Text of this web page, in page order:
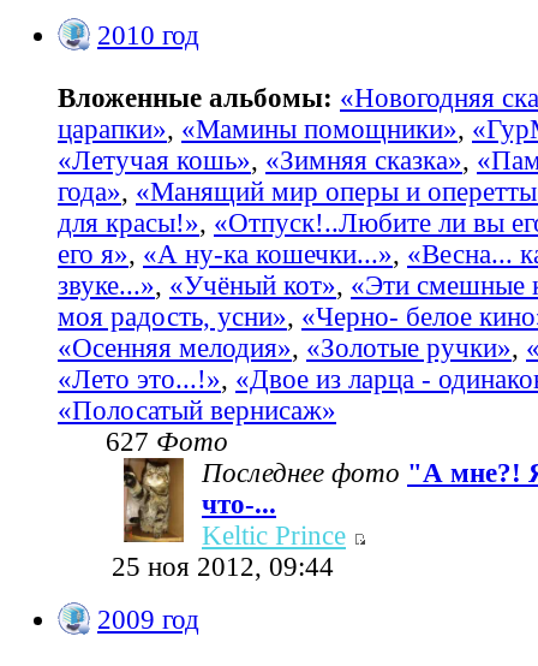
2010 год
Вложенные альбомы: «Новогодняя
царапки», «Мамины помощники»,
«Летучая кошь», «Зимняя сказка»,
года», «Манящий мир оперы и
для красы!», «Отпуск!..Любите ли вы
его я», «А ну-ка кошечки...», «Весна...
звуке...», «Учёный кот», «Эти смешные
моя радость, усни», «Черно- белое
«Осенняя мелодия», «Золотые ручки»,
«Лето это...!», «Двое из ларца -
«Полосатый вернисаж»
627 Фото
Последнее фото "А мне?!
что-...
Keltic Prince
25 ноя 2012, 09:44
2009 год